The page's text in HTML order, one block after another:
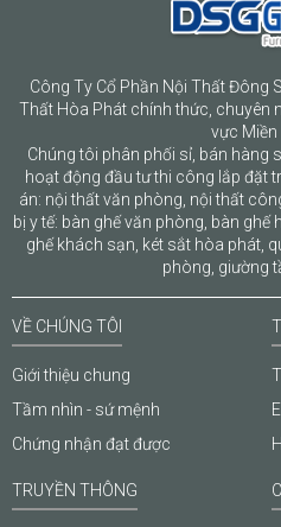
Công Ty Cổ Phần Nội Thất Đông
Thất Hòa Phát chính thức, chuyên
vực Miền
Chúng tôi phân phối sỉ, bán hàng
hoạt động đầu tư thi công lắp đặt
án: nội thất văn phòng, nội thất
bị y tế: bàn ghế văn phòng, bàn
ghế khách sạn, két sắt hòa phát,
phòng, giường
VỀ CHÚNG TÔI
Giới thiệu chung
Tầm nhìn - sứ mệnh
Chứng nhận đạt được
TRUYỀN THÔNG